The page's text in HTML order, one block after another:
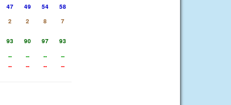
47 49 54
58
2 2 8
7
93 90 97
93
-- -- --
--
-- -- -- --